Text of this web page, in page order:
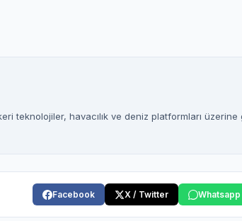
teknolojiler, havacılık ve deniz platformları
Facebook X / Twitter Whatsapp